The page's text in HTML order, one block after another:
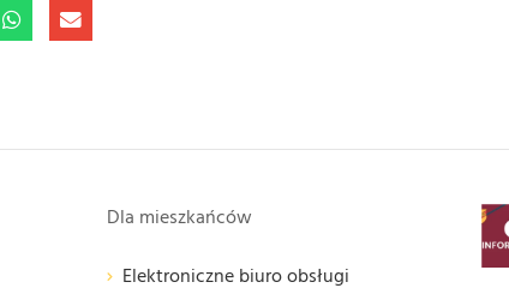
Dla mieszkańców
Elektroniczne biuro obsługi